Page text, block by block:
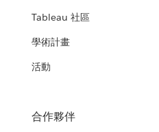
Tableau 社區
學術計畫
活動
合作夥伴